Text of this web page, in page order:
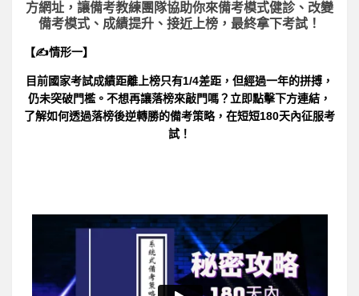
方網址，讓備考教練團隊協助你來備考模式健診、改變
備考模式、成績提升、接近上榜，最終拿下考試！
【✍情形一】
目前國家考試成績距離上榜只有1/4差距，但經過一年的拼搏，
仍未突破門檻。不想再讓落榜來敲門嗎？立即點擊下方連結，
了解如何透過落榜後逆轉勝的備考策略，在短短180天內征服考
試！